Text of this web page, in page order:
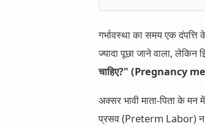
गर्भावस्था का समय एक
ज्यादा पूछा जाने वाला,
चाहिए?" (Pregnancy
अक्सर भावी माता-पिता के
प्रसव (Preterm Labor) न